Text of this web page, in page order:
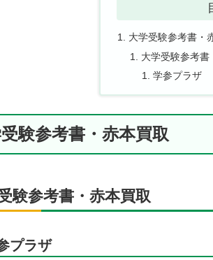
大学受験参考書・
大学受験参考書
学参プラザ
験参考書・赤本買取
験参考書・赤本買取
プラザ